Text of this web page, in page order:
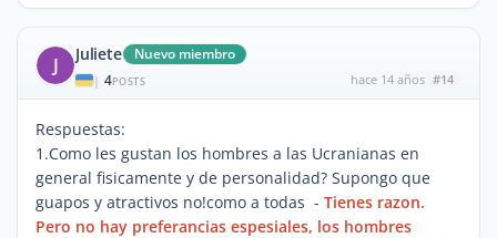
J Juliete Nuevo miembro
| 4POSTS hace 14 años #14
Respuestas:
1.Como les gustan los hombres a las Ucranianas en
general fisicamente y de personalidad? Supongo que
guapos y atractivos no!como a todas - Tienes razon.
Pero no hay preferancias espesiales, los hombres